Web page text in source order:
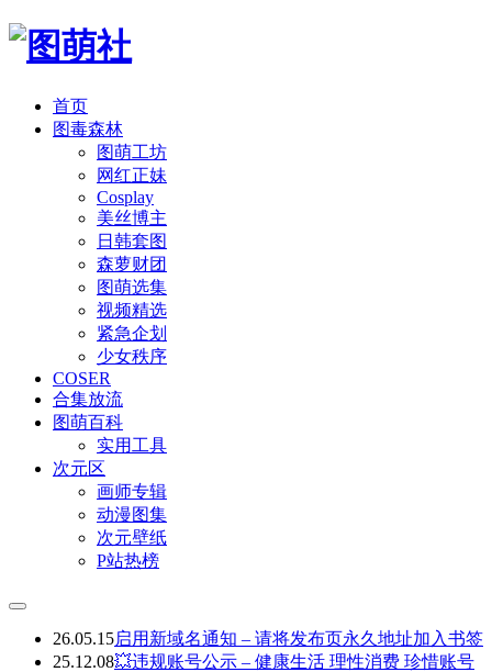
首页
图毒森林
图萌工坊
网红正妹
Cosplay
美丝博主
日韩套图
森萝财团
图萌选集
视频精选
紧急企划
少女秩序
COSER
合集放流
图萌百科
实用工具
次元区
画师专辑
动漫图集
次元壁纸
P站热榜
26.05.15启用新域名通知 – 请将发布页永久地址加入书签
25.12.08💥违规账号公示 – 健康生活 理性消费 珍惜账号